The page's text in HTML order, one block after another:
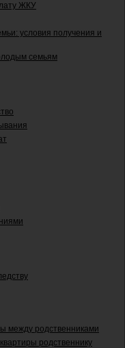
ЖКУ
условия получения и
семьям
между родственниками
родственнику